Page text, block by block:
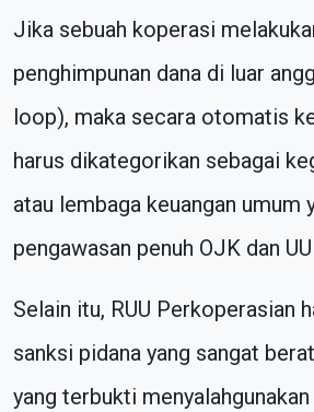
Jika sebuah koperasi
penghimpunan dana di luar
loop), maka secara otomatis
harus dikategorikan sebagai
atau lembaga keuangan umum
pengawasan penuh OJK dan
Selain itu, RUU Perkoperasian
sanksi pidana yang sangat
yang terbukti